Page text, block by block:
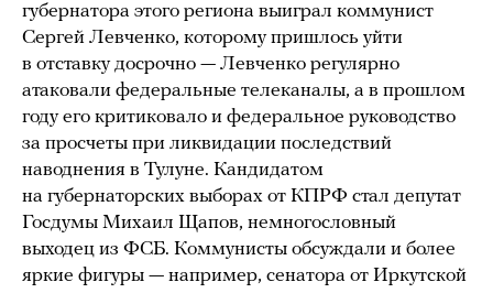
губернатора этого региона выиграл коммунист
Сергей Левченко, которому пришлось уйти
в отставку досрочно — Левченко регулярно
атаковали федеральные телеканалы, а в прошлом
году его критиковало и федеральное руководство
за просчеты при ликвидации последствий
наводнения в Тулуне. Кандидатом
на губернаторских выборах от КПРФ стал депутат
Госдумы Михаил Щапов, немногословный
выходец из ФСБ. Коммунисты обсуждали и более
яркие фигуры — например, сенатора от Иркутской